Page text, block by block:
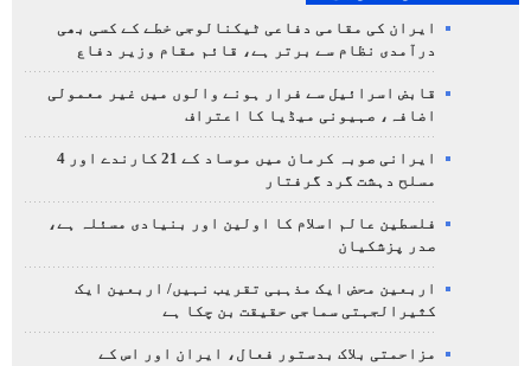
ایران کی مقامی دفاعی ٹیکنالوجی خطے کے کسی بھی
درآمدی نظام سے برتر ہے، قائم مقام وزیر دفاع
قابض اسرائیل سے فرار ہونے والوں میں غیر معمولی
اضافہ، صہیونی میڈیا کا اعتراف
ایرانی صوبہ کرمان میں موساد کے 21 کارندے اور 4
مسلح دہشت گرد گرفتار
فلسطین عالم اسلام کا اولین اور بنیادی مسئلہ ہے،
صدر پزشکیان
اربعین محض ایک مذہبی تقریب نہیں/ اربعین ایک
کثیرالجہتی سماجی حقیقت بن چکا ہے
مزاحمتی بلاک بدستور فعال، ایران اور اس کے